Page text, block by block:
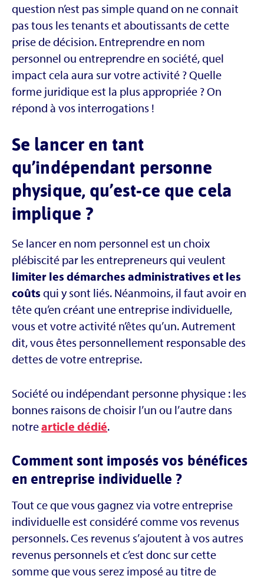
question n’est pas simple quand on ne connait
pas tous les tenants et aboutissants de cette
prise de décision. Entreprendre en nom
personnel ou entreprendre en société, quel
impact cela aura sur votre activité ? Quelle
forme juridique est la plus appropriée ? On
répond à vos interrogations !
Se lancer en tant
qu’indépendant personne
physique, qu’est-ce que cela
implique ?
Se lancer en nom personnel est un choix
plébiscité par les entrepreneurs qui veulent
limiter les démarches administratives et les
coûts qui y sont liés. Néanmoins, il faut avoir en
tête qu’en créant une entreprise individuelle,
vous et votre activité n’êtes qu’un. Autrement
dit, vous êtes personnellement responsable des
dettes de votre entreprise.
Société ou indépendant personne physique : les
bonnes raisons de choisir l’un ou l’autre dans
notrearticle dédié.
Comment sont imposés vos bénéfices
en entreprise individuelle ?
Tout ce que vous gagnez via votre entreprise
individuelle est considéré comme vos revenus
personnels. Ces revenus s’ajoutent à vos autres
revenus personnels et c’est donc sur cette
somme que vous serez imposé au titre de